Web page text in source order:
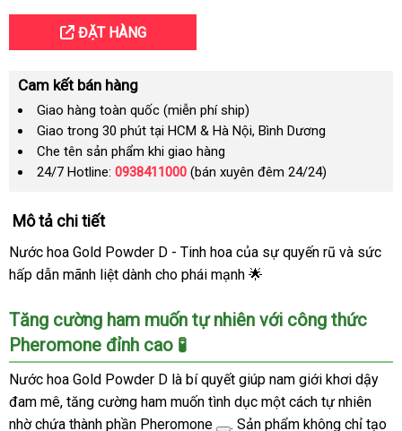
ĐẶT HÀNG
Cam kết bán hàng
Giao hàng toàn quốc (miễn phí ship)
Giao trong 30 phút tại HCM & Hà Nội, Bình Dương
Che tên sản phẩm khi giao hàng
24/7 Hotline: 0938411000 (bán xuyên đêm 24/24)
Mô tả chi tiết
Nước hoa Gold Powder D - Tinh hoa của sự quyến rũ và sức
hấp dẫn mãnh liệt dành cho phái mạnh 🌟
Tăng cường ham muốn tự nhiên với công thức
Pheromone đỉnh cao 🧪
Nước hoa Gold Powder D là bí quyết giúp nam giới khơi dậy
đam mê, tăng cường ham muốn tình dục một cách tự nhiên
nhờ chứa thành phần Pheromone
. Sản phẩm không chỉ tạo